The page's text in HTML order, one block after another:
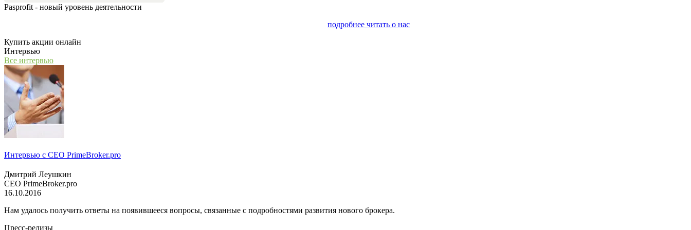
Pasprofit - новый уровень деятельности
подробнее читать о нас
Купить акции онлайн
Интервью
Все интервью
Интервью с СЕО PrimeBroker.pro
Дмитрий Леушкин
СЕО PrimeBroker.pro
16.10.2016
Нам удалось получить ответы на появившееся вопросы, связанные с подробностями развития нового брокера.
Пресс-релизы